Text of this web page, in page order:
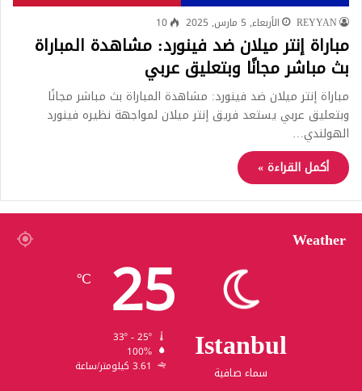
REYYAN الأربعاء, 5 مارس, 2025 10
مباراة إنتر ميلان ضد فينورد: مشاهدة المباراة
بث مباشر مجانًا وبتعليق عربي
مباراة إنتر ميلان ضد فينورد: مشاهدة المباراة بث مباشر مجانًا
وبتعليق عربي يستعد فريق إنتر ميلان لمواجهة نظيره فينورد
الهولندي…
أكمل القراءة »
Weather
Istanbul
سماء صافية
25
℃
100%
3.61 كيلومتر/ساعة